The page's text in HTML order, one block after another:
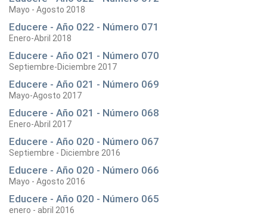
Mayo - Agosto 2018
Educere - Año 022 - Número 071
Enero-Abril 2018
Educere - Año 021 - Número 070
Septiembre-Diciembre 2017
Educere - Año 021 - Número 069
Mayo-Agosto 2017
Educere - Año 021 - Número 068
Enero-Abril 2017
Educere - Año 020 - Número 067
Septiembre - Diciembre 2016
Educere - Año 020 - Número 066
Mayo - Agosto 2016
Educere - Año 020 - Número 065
enero - abril 2016